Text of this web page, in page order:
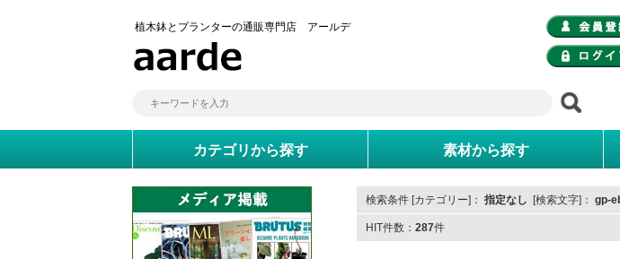
植木鉢とプランターの通販専門店 アールデ
カテゴリから探す 素材から探す
検索条件 [カテゴリー]： 指定なし [検索文字]： gp-
HIT件数： 287件